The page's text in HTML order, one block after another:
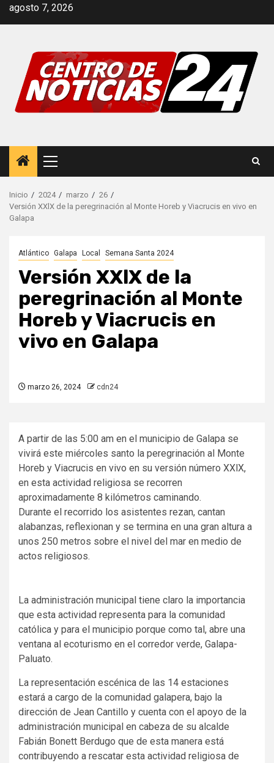
Saltar
agosto 7, 2026
Menú
principal
Inicio 2024 marzo
26
Versión XXlX de la peregrinación al Monte Horeb y Viacrucis en vivo en
Galapa
Atlántico Galapa Local Semana Santa 2024
Versión XXlX de la
peregrinación al Monte
Horeb y Viacrucis en
vivo en Galapa
marzo 26, 2024 cdn24
A partir de las 5:00 am en el municipio de Galapa se
vivirá este miércoles santo la peregrinación al Monte
Horeb y Viacrucis en vivo en su versión número XXlX,
en esta actividad religiosa se recorren
aproximadamente 8 kilómetros caminando.
Durante el recorrido los asistentes rezan, cantan
alabanzas, reflexionan y se termina en una gran altura a
unos 250 metros sobre el nivel del mar en medio de
actos religiosos.
La administración municipal tiene claro la importancia
que esta actividad representa para la comunidad
católica y para el municipio porque como tal, abre una
ventana al ecoturismo en el corredor verde, Galapa-
Paluato.
La representación escénica de las 14 estaciones
estará a cargo de la comunidad galapera, bajo la
dirección de Jean Cantillo y cuenta con el apoyo de la
administración municipal en cabeza de su alcalde
Fabián Bonett Berdugo que de esta manera está
contribuyendo a rescatar esta actividad religiosa de